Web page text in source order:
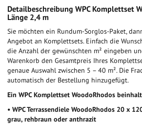
Detailbeschreibung WPC Komplettset
Länge 2,4 m
Sie möchten ein Rundum-Sorglos-Paket,
Angebot an Komplettsets. Einfach die
die Anzahl der gewünschten m² eingeben
Warenkorb den Gesamtpreis Ihres
genaue Auswahl zwischen 5 – 40 m². Die
automatisch der Bestellung hinzugefügt.
Ein WPC Komplettset WoodoRhodos
• WPC Terrassendiele WoodoRhodos 20 x
grau, rehbraun oder anthrazit